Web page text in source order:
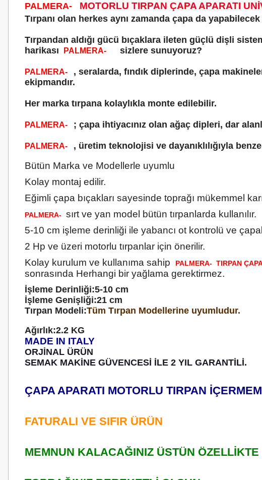
PALMERA- MOTORLU TIRPAN ÇAPA APARATI
Tırpanı olan herkes aynı zamanda çapa da yapabilecek
Tırpandan aldığı gücü bıçaklara ileten güçlü dişli
harikası
PALMERA- sizlere sunuyoruz?
PALMERA-
, seralarda, fındık diplerinde, çapa
ekipmandır.
Her marka tırpana kolaylıkla monte edilebilir.
PALMERA- ; çapa ihtiyacınız olan ağaç dipleri, dar
PALMERA- , üretim teknolojisi ve dayanıklılığıyla
Bütün Marka ve Modellerle uyumlu
Kolay montaj edilir.
Eğimli çapa bıçakları sayesinde toprağı mükemmel
PALMERA- sırt ve yan model bütün tırpanlarda kullanılır.
5-10 cm işleme derinliği ile yabancı ot kontrolü ve
2 Hp ve üzeri motorlu tırpanlar için önerilir.
Kolay kurulum ve kullanıma sahip
PALMERA- TIRPAN
sonrasında Herhangi bir yağlama gerektirmez.
İşleme Derinliği:5-10 cm
İşleme Genişliği:21 cm
Tırpan Modeli:Tüm Tırpan Modellerine uyumludur.
Ağırlık:2.2 KG
MADE IN ITALY
ORJİNAL ÜRÜN
SEMAK MAKİNE GÜVENCESİ İLE 2 YIL GARANTİLİ.
ÇAPA APARATI MOTORLU TIRPAN
FATURALI VE SIFIR ÜRÜN
MEMNUN KALACAĞINIZ ÜSTÜN ÖZELLİKTE